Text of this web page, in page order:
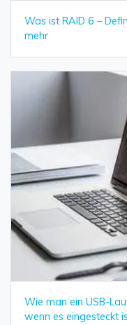
Was ist RAID 6 –
mehr
Wie man ein USB-
wenn es eingesteckt